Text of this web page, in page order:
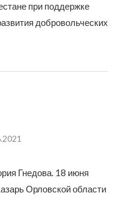
при поддержке
добровольческих
Гнедова. 18 июня
Орловской области